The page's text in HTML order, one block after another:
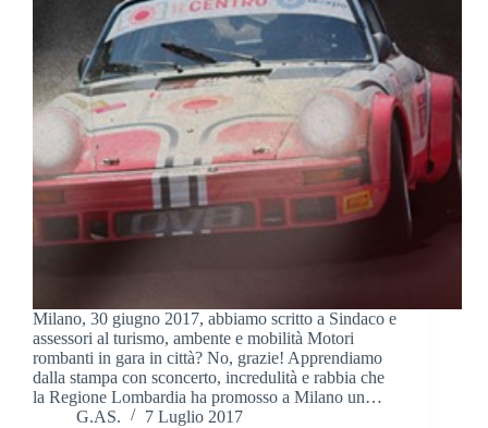
Milano, 30 giugno 2017, abbiamo scritto a Sindaco e
assessori al turismo, ambente e mobilità Motori
rombanti in gara in città? No, grazie! Apprendiamo
dalla stampa con sconcerto, incredulità e rabbia che
la Regione Lombardia ha promosso a Milano un…
G.AS.
7 Luglio 2017